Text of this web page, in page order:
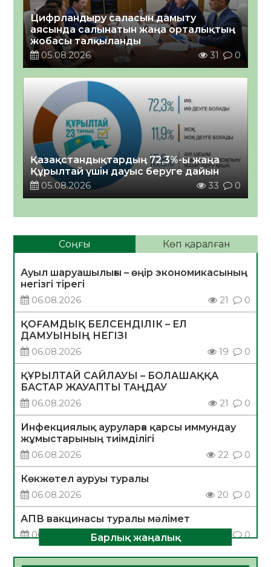
Цифрландыру саласын дамыту
аясында салынатын жаңа орталықтың
жобасы талқыланды
05.08.2026
31 0
Қазақстандықтардың 72,3%-ы жаңа
Құрылтай үшін дауыс беруге дайын
05.08.2026
33 0
Соңғы Көп қаралған
Ауыл шаруашылығы – өңір экономикасының
негізгі тірегі
06.08.2026
21 0
ҚОҒАМДЫҚ БЕЛСЕНДІЛІК – ЕЛ
ДАМУЫНЫҢ НЕГІЗІ
06.08.2026
19 0
ҚҰРЫЛТАЙ САЙЛАУЫ – БОЛАШАҚҚА
БАСТАР ЖАУАПТЫ ТАҢДАУ
06.08.2026
21 0
Инфекциялық ауруларға қарсы иммундау
жұмыстарының тиімділігі
06.08.2026
22 0
Көкжөтел ауруы туралы
06.08.2026
20 0
АПВ вакцинасы туралы мәлімет
06.08.2026
0
Open Air: Қызылорда облысы полиция
Барлық жаңалық